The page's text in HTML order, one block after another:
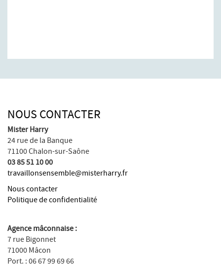
NOUS CONTACTER
Mister Harry
24 rue de la Banque
71100 Chalon-sur-Saône
03 85 51 10 00
travaillonsensemble@misterharry.fr
Nous contacter
Politique de confidentialité
Agence mâconnaise :
7 rue Bigonnet
71000 Mâcon
Port. : 06 67 99 69 66